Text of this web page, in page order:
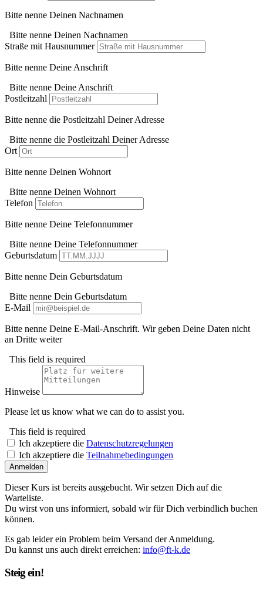
Bitte nenne Deinen Nachnamen
Bitte nenne Deinen Nachnamen
Straße mit Hausnummer
Bitte nenne Deine Anschrift
Bitte nenne Deine Anschrift
Postleitzahl
Bitte nenne die Postleitzahl Deiner Adresse
Bitte nenne die Postleitzahl Deiner Adresse
Ort
Bitte nenne Deinen Wohnort
Bitte nenne Deinen Wohnort
Telefon
Bitte nenne Deine Telefonnummer
Bitte nenne Deine Telefonnummer
Geburtsdatum
Bitte nenne Dein Geburtsdatum
Bitte nenne Dein Geburtsdatum
E-Mail
Bitte nenne Deine E-Mail-Anschrift. Wir geben Deine Daten nicht
an Dritte weiter
This field is required
Hinweise
Please let us know what we can do to assist you.
This field is required
Ich akzeptiere die Datenschutzregelungen
Ich akzeptiere die Teilnahmebedingungen
Anmelden
Dieser Kurs ist bereits ausgebucht. Wir setzen Dich auf die
Warteliste.
Du wirst von uns informiert, sobald wir für Dich verbindlich buchen
können.
Es gab leider ein Problem beim Versand der Anmeldung.
Du kannst uns auch direkt erreichen: info@ft-k.de
Steig ein!